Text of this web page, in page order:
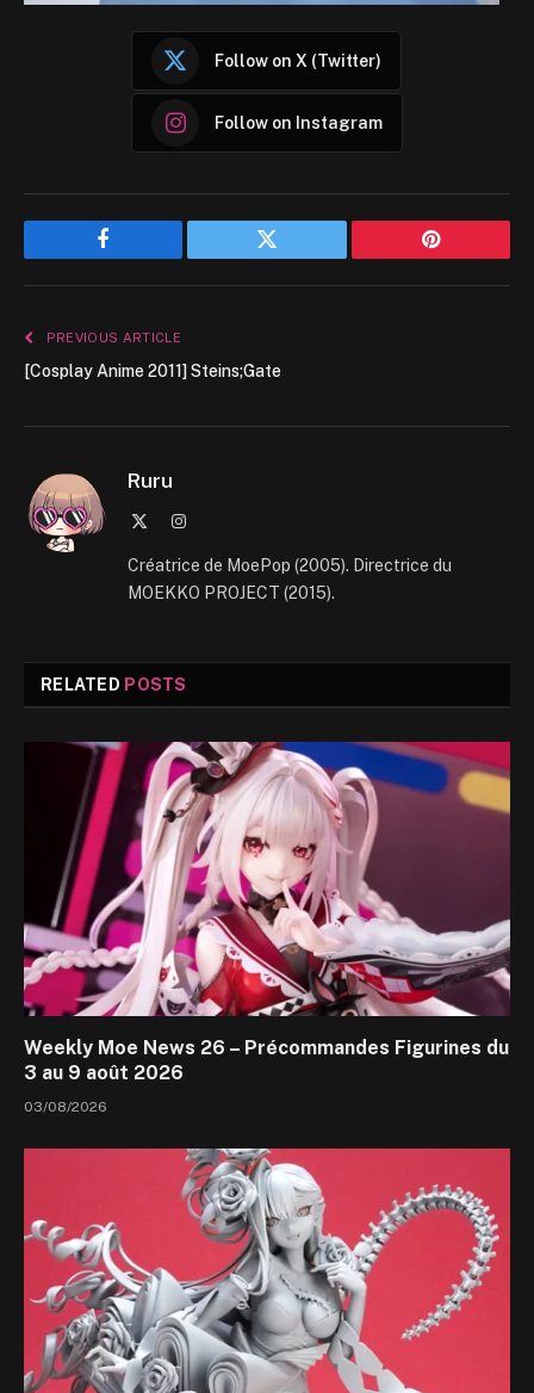
Follow on X (Twitter)
Follow on Instagram
Facebook Twitter Pinterest
PREVIOUS ARTICLE
[Cosplay Anime 2011] Steins;Gate
Ruru
Instagram
Créatrice de MoePop (2005). Directrice du
MOEKKO PROJECT (2015).
RELATED POSTS
Weekly Moe News 26 – Précommandes Figurines du
3 au 9 août 2026
03/08/2026